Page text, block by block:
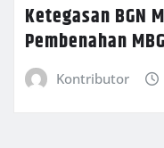
Ketegasan BGN
Pembenahan
Kontributor